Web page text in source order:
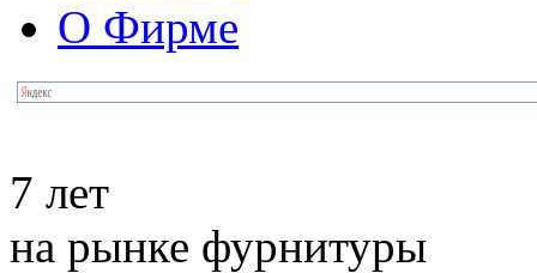
О Фирме
7 лет
на рынке фурнитуры